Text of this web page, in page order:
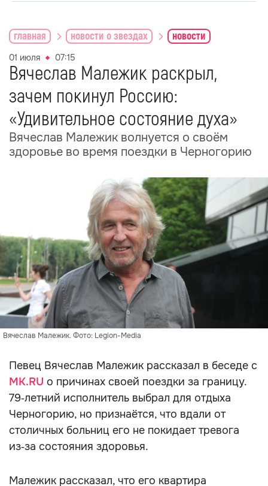
главная новости о звездах новости
01 июля 07:15
Вячеслав Малежик раскрыл,
зачем покинул Россию:
«Удивительное состояние духа»
Вячеслав Малежик волнуется о своём
здоровье во время поездки в Черногорию
Вячеслав Малежик. Фото: Legion-Media
Певец Вячеслав Малежик рассказал в беседе с
MK.RU о причинах своей поездки за границу.
79‑летний исполнитель выбрал для отдыха
Черногорию, но признаётся, что вдали от
столичных больниц его не покидает тревога
из‑за состояния здоровья.
Малежик рассказал, что его квартира